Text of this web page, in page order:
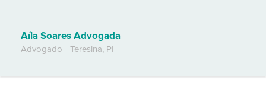
Aíla Soares Advogada
Advogado - Teresina, PI